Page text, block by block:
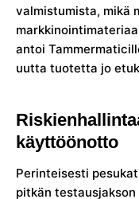
valmistumista, mikä
antoi
uutta tuotetta jo
käyttöönotto
Perinteisesti
pitkän